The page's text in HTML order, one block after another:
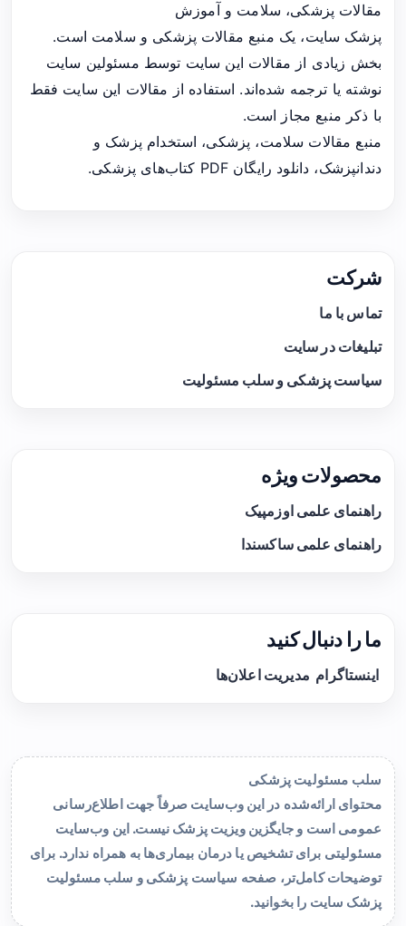
مقالات پزشکی، سلامت و آموزش
پزشک سایت، یک منبع مقالات پزشکی و سلامت است.
بخش زیادی از مقالات این سایت توسط مسئولین سایت
نوشته یا ترجمه شده‌اند. استفاده از مقالات این سایت فقط
با ذکر منبع مجاز است.
منبع مقالات سلامت، پزشکی، استخدام پزشک و
دندانپزشک، دانلود رایگان PDF کتاب‌های پزشکی.
شرکت
تماس با ما
تبلیغات در سایت
سیاست پزشکی و سلب مسئولیت
محصولات ویژه
راهنمای علمی اوزمپیک
راهنمای علمی ساکسندا
ما را دنبال کنید
اینستاگرام مدیریت اعلان‌ها
سلب مسئولیت پزشکی
محتوای ارائه‌شده در این وب‌سایت صرفاً جهت اطلاع‌رسانی
عمومی است و جایگزین ویزیت پزشک نیست. این وب‌سایت
مسئولیتی برای تشخیص یا درمان بیماری‌ها به همراه ندارد. برای
توضیحات کامل‌تر، صفحه سیاست پزشکی و سلب مسئولیت
پزشک سایت را بخوانید.